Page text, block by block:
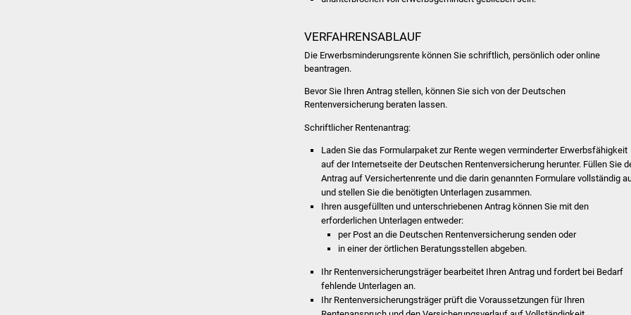
VERFAHRENSABLAUF
Die Erwerbsminderungsrente können Sie schriftlich, persönlich oder online
beantragen.
Bevor Sie Ihren Antrag stellen, können Sie sich von der Deutschen
Rentenversicherung beraten lassen.
Schriftlicher Rentenantrag:
Laden Sie das Formularpaket zur Rente wegen verminderter Erwerbsfähigkeit
auf der Internetseite der Deutschen Rentenversicherung herunter. Füllen Sie
Antrag auf Versichertenrente und die darin genannten Formulare vollständig
und stellen Sie die benötigten Unterlagen zusammen.
Ihren ausgefüllten und unterschriebenen Antrag können Sie mit den
erforderlichen Unterlagen entweder:
per Post an die Deutschen Rentenversicherung senden oder
in einer der örtlichen Beratungsstellen abgeben.
Ihr Rentenversicherungsträger bearbeitet Ihren Antrag und fordert bei Bedarf
fehlende Unterlagen an.
Ihr Rentenversicherungsträger prüft die Voraussetzungen für Ihren